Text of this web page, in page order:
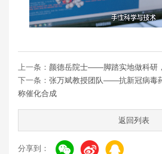
上一条： 颜德岳院士——脚踏实地做科研
下一条： 张万斌教授团队——抗新冠病毒
称催化合成
返回列表
分享到：